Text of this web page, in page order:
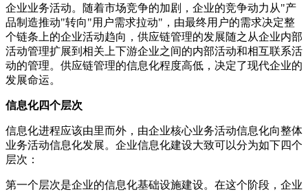
企业业务活动。随着市场竞争的加剧，企业的竞争动力从"产
品制造推动"转向"用户需求拉动"，由最终用户的需求决定整
个链条上的企业活动趋向，供应链管理的发展随之从企业内部
活动管理扩展到相关上下游企业之间的内部活动和相互联系活
动的管理。供应链管理的信息化程度高低，决定了现代企业的
发展命运。
信息化四个层次
信息化进程应该由里而外，由企业核心业务活动信息化向整体
业务活动信息化发展。企业信息化建设大致可以分为如下四个
层次：
第一个层次是企业的信息化基础设施建设。在这个阶段，企业